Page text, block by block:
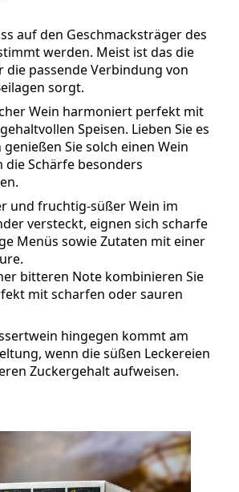
auf den Geschmacksträger des
werden. Meist ist das die
die passende Verbindung von
sorgt.
Wein harmoniert perfekt mit
Speisen. Lieben Sie es
Sie solch einen Wein
die Schärfe besonders
und fruchtig-süßer Wein im
versteckt, eignen sich scharfe
Menüs sowie Zutaten mit einer
bitteren Note kombinieren Sie
mit scharfen oder sauren
hingegen kommt am
wenn die süßen Leckereien
Zuckergehalt aufweisen.